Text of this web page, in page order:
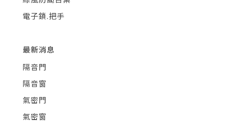
電子鎖.把手
最新消息
隔音門
隔音窗
氣密門
氣密窗